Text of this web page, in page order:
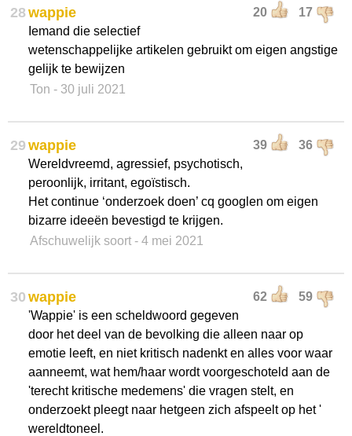
28 20 17
wappie
Iemand die selectief
wetenschappelijke artikelen gebruikt om eigen angstige
gelijk te bewijzen
Ton - 30 juli 2021
29 39 36
wappie
Wereldvreemd, agressief, psychotisch,
peroonlijk, irritant, egoïstisch.
Het continue ‘onderzoek doen’ cq googlen om eigen
bizarre ideeën bevestigd te krijgen.
Afschuwelijk soort - 4 mei 2021
30 62 59
wappie
'Wappie' is een scheldwoord gegeven
door het deel van de bevolking die alleen naar op
emotie leeft, en niet kritisch nadenkt en alles voor waar
aanneemt, wat hem/haar wordt voorgeschoteld aan de
'terecht kritische medemens' die vragen stelt, en
onderzoekt pleegt naar hetgeen zich afspeelt op het '
wereldtoneel.